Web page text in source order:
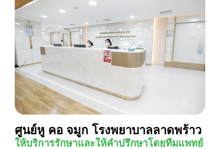
ศูนย์หู คอ จมูก โรงพยาบาลลาดพร้าว
ให้บริการรักษาและให้คำปรึกษาโดยทีมแพทย์